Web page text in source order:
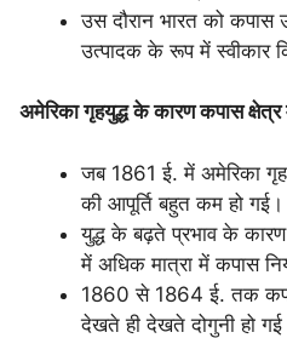
उस दौरान भारत को
उत्पादक के रूप में स्वीकार
अमेरिका गृहयुद्ध के कारण कपास क्षेत्र
जब 1861 ई. में अमेरिका
की आपूर्ति बहुत कम हो गई।
युद्ध के बढ़ते प्रभाव के
में अधिक मात्रा में कपास
1860 से 1864 ई. तक
देखते ही देखते दोगुनी हो